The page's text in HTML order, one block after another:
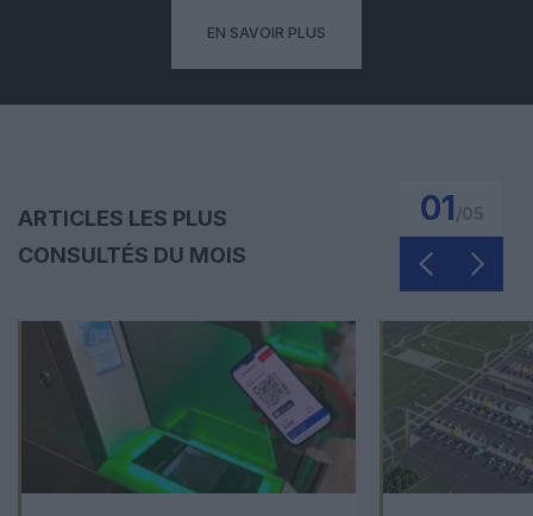
EN SAVOIR PLUS
ARTICLES LES PLUS
CONSULTÉS DU MOIS
01